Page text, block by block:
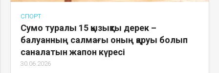
СПОРТ
Сумо туралы 15 қызықты дерек –
балуанның салмағы оның қаруы болып
саналатын жапон күресі
30.06.2026